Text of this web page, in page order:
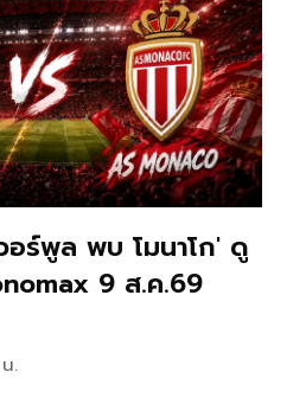
อร์พูล พบ โมนาโก' ดู
9 ส.ค.69
.